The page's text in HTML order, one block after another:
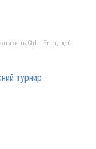
Ctrl + Enter, щоб
турнир